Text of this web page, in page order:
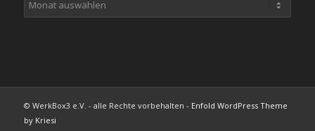
© WerkBox3 e.V. - alle Rechte vorbehalten - Enfold WordPress Theme
by Kriesi